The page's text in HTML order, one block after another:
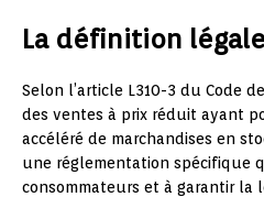
La définition
Selon l’article L310-3 du Code
des ventes à prix réduit ayant
accéléré de marchandises en
une réglementation spécifique
consommateurs et à garantir la